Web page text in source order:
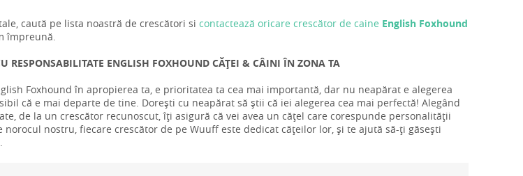
caută pe lista noastră de crescători si contactează oricare crescător de caine English Foxhound
împreună.
RESPONSABILITATE ENGLISH FOXHOUND CĂȚEI & CÂINI ÎN ZONA TA
Foxhound în apropierea ta, e prioritatea ta cea mai importantă, dar nu neapărat e alegerea
că e mai departe de tine. Dorești cu neapărat să știi că iei alegerea cea mai perfectă! Alegând
de la un crescător recunoscut, îți asigură că vei avea un cățel care corespunde personalității
nostru, fiecare crescător de pe Wuuff este dedicat cățeilor lor, și te ajută să-ți găsești